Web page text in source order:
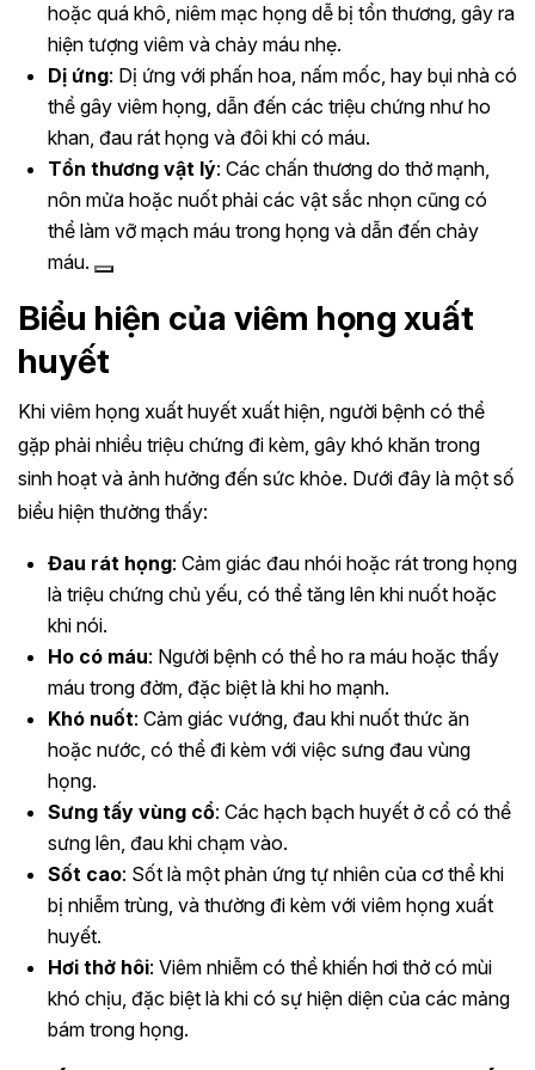
hoặc quá khô, niêm mạc họng dễ bị tổn thương, gây ra
hiện tượng viêm và chảy máu nhẹ.
Dị ứng: Dị ứng với phấn hoa, nấm mốc, hay bụi nhà có
thể gây viêm họng, dẫn đến các triệu chứng như ho
khan, đau rát họng và đôi khi có máu.
Tổn thương vật lý: Các chấn thương do thở mạnh,
nôn mửa hoặc nuốt phải các vật sắc nhọn cũng có
thể làm vỡ mạch máu trong họng và dẫn đến chảy
máu. ​
Biểu hiện của viêm họng xuất
huyết
Khi viêm họng xuất huyết xuất hiện, người bệnh có thể
gặp phải nhiều triệu chứng đi kèm, gây khó khăn trong
sinh hoạt và ảnh hưởng đến sức khỏe. Dưới đây là một số
biểu hiện thường thấy:
Đau rát họng: Cảm giác đau nhói hoặc rát trong họng
là triệu chứng chủ yếu, có thể tăng lên khi nuốt hoặc
khi nói.
Ho có máu: Người bệnh có thể ho ra máu hoặc thấy
máu trong đờm, đặc biệt là khi ho mạnh.
Khó nuốt: Cảm giác vướng, đau khi nuốt thức ăn
hoặc nước, có thể đi kèm với việc sưng đau vùng
họng.
Sưng tấy vùng cổ: Các hạch bạch huyết ở cổ có thể
sưng lên, đau khi chạm vào.
Sốt cao: Sốt là một phản ứng tự nhiên của cơ thể khi
bị nhiễm trùng, và thường đi kèm với viêm họng xuất
huyết.
Hơi thở hôi: Viêm nhiễm có thể khiến hơi thở có mùi
khó chịu, đặc biệt là khi có sự hiện diện của các mảng
bám trong họng.